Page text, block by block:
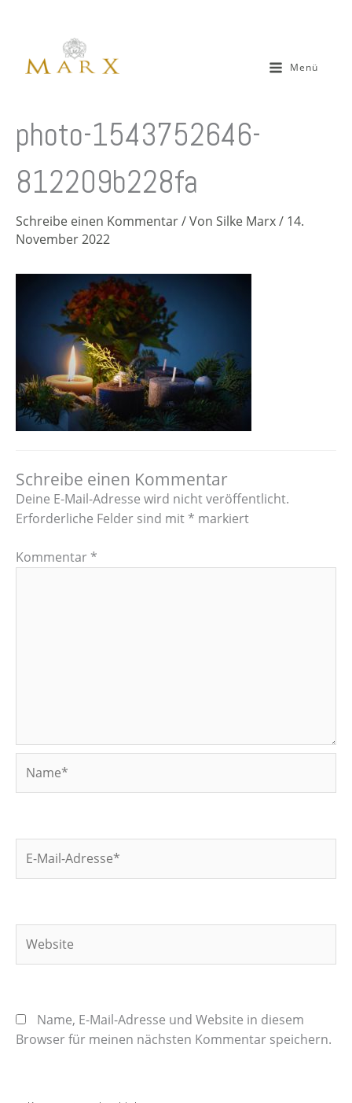
Menü
photo-1543752646-
812209b228fa
Schreibe einen Kommentar/ Von Silke Marx/ 14.
November 2022
Schreibe einen Kommentar
Deine E-Mail-Adresse wird nicht veröffentlicht.
Erforderliche Felder sind mit * markiert
Kommentar *
Mail-
Name, E-Mail-Adresse und Website in diesem
Browser für meinen nächsten Kommentar speichern.